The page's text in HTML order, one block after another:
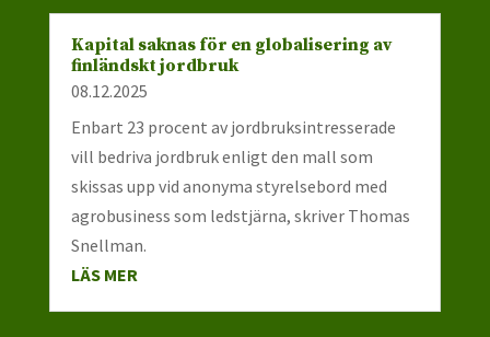
Kapital saknas för en globalisering av
finländskt jordbruk
08.12.2025
Enbart 23 procent av jordbruksintresserade
vill bedriva jordbruk enligt den mall som
skissas upp vid anonyma styrelsebord med
agrobusiness som ledstjärna, skriver Thomas
Snellman.
LÄS MER